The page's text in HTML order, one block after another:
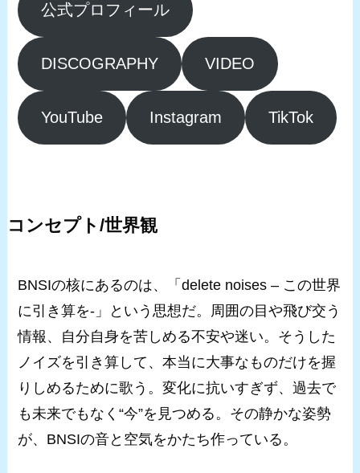
公式プロフィール
DISCOGRAPHY VIDEO
YouTube Instagram TikTok
コンセプト/世界観
BNSIの核にあるのは、「delete noises – この世界
に引き算を-」という思想だ。周囲の目や飛び交う
情報、自分自身を苦しめる不安や迷い。そうした
ノイズを引き算して、本当に大事なものだけを握
りしめるために歌う。変化に抗いすぎず、過去で
も未来でもなく“今”を見つめる。その静かな姿勢
が、BNSIの音と空気をかたち作っている。